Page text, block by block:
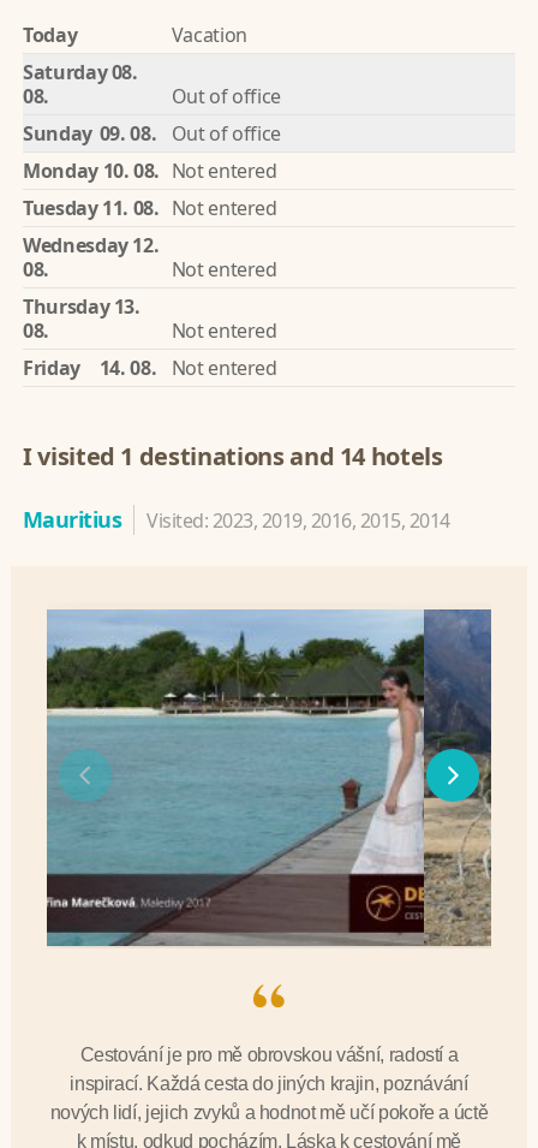
Today
Vacation
Saturday08.
08.
Out of office
Sunday 09. 08.
Out of office
Monday10. 08. Not entered
Tuesday11. 08. Not entered
Wednesday12.
08.
Not entered
Thursday13.
08.
Not entered
Friday
14. 08. Not entered
I visited 1 destinations and 14 hotels
Mauritius Visited: 2023, 2019, 2016, 2015, 2014
Cestování je pro mě obrovskou vášní, radostí a
inspirací. Každá cesta do jiných krajin, poznávání
nových lidí, jejich zvyků a hodnot mě učí pokoře a úctě
k místu, odkud pocházím. Láska k cestování mě